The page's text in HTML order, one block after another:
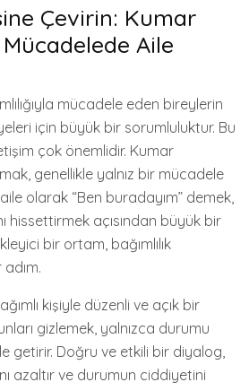
Çevirin: Kumar
Mücadelede Aile
mücadele eden bireylerin
için büyük bir sorumluluktur. Bu
çok önemlidir. Kumar
genellikle yalnız bir mücadele
olarak “Ben buradayım” demek,
hissettirmek açısından büyük bir
bir ortam, bağımlılık
kişiyle düzenli ve açık bir
gizlemek, yalnızca durumu
getirir. Doğru ve etkili bir diyalog,
azaltır ve durumun ciddiyetini